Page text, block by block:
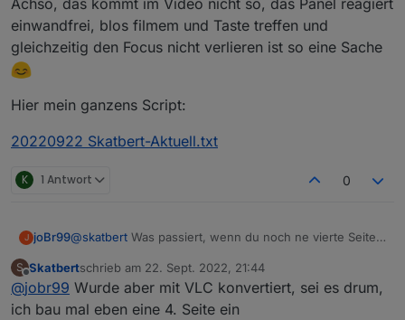
Gartenküche in die Details, das schließen mit x
dauert paar Klicks, dann kommt Wohnzimmer.
Dann zurück nach Garten, dort wieder
Das ist doch seltsam?
einwandfrei, blos filmem und Taste treffen und
gleichzeitig den Focus nicht verlieren ist so eine Sache
Hier mein ganzens Script:
20220922 Skatbert-Aktuell.txt
K 1 Antwort 0
J joBr99@skatbert Was passiert, wenn du noch ne vierte Seite
Das Video möchte sich nicht abspielen lassen, noch
nicht mal im VLC.
S
Offline
Skatbertschrieb am 22. Sept. 2022, 21:44
zuletzt editiert von
@jobr99 Wurde aber mit VLC konvertiert, sei es drum,
ich bau mal eben eine 4. Seite ein